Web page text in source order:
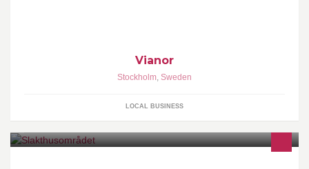
Vianor
Stockholm, Sweden
LOCAL BUSINESS